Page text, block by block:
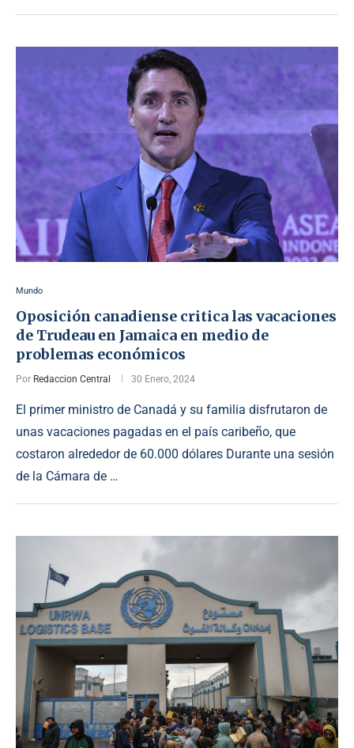
Mundo
Oposición canadiense critica las vacaciones
de Trudeau en Jamaica en medio de
problemas económicos
Por Redaccion Central 30 Enero, 2024
El primer ministro de Canadá y su familia disfrutaron de
unas vacaciones pagadas en el país caribeño, que
costaron alrededor de 60.000 dólares Durante una sesión
de la Cámara de …